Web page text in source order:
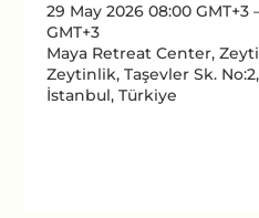
29 May 2026 08:00 GMT+3
GMT+3
Maya Retreat Center,
Zeytinlik, Taşevler Sk.
İstanbul, Türkiye